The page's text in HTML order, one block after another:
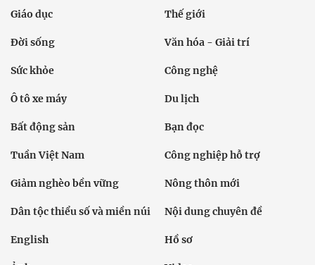
Giáo dục Thế giới
Đời sống Văn hóa - Giải trí
Sức khỏe Công nghệ
Ô tô xe máy Du lịch
Bất động sản Bạn đọc
Tuần Việt Nam Công nghiệp hỗ trợ
Giảm nghèo bền vững Nông thôn mới
Dân tộc thiểu số và miền núi Nội dung chuyên đề
English Hồ sơ